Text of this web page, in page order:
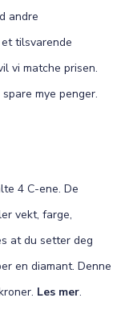
andre
tilsvarende
vi matche prisen.
mye penger.
4 C-ene. De
vekt, farge,
at du setter deg
en diamant. Denne
Les mer.